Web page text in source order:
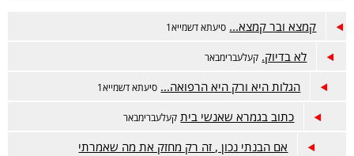
קמצא ובר קמצא... סיעתא דשמייא1
לא בדיוק. קעלעברימבאר
הגלות היא ורק היא הרפואה... סיעתא דשמייא1
כתוב בגמרא שאנשי בית קעלעברימבאר
אם הבנתי נכון , זה רק מחזק את מה שאמרתי